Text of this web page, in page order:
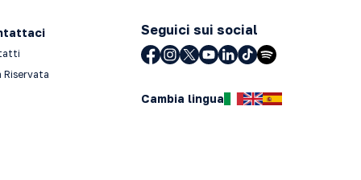
Riservata
Seguici sui social
Cambia lingua